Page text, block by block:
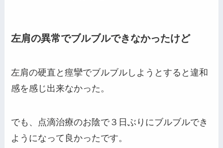
左肩の異常でブルブルできなかったけど
左肩の硬直と痙攣でブルブルしようとすると違和
感を感じ出来なかった。
でも、点滴治療のお陰で３日ぶりにブルブルでき
ようになって良かったです。